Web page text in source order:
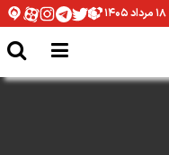
۱۸ مرداد ۱۴۰۵